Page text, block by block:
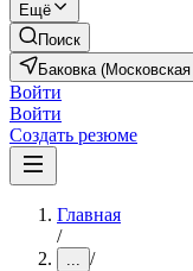
Ещё
Поиск
Баковка
Войти
Войти
Создать резюме
Главная
/
... /